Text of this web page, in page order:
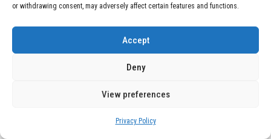
or withdrawing consent, may adversely affect certain features and functions.
Accept
Deny
View preferences
Privacy Policy
Vídeo impactante: BYD revela en
grabación cómo añadir 400 km de
rango en apenas 5 minutos de carga
TECNOLOGÍA February 9, 2026
ruedas todo terreno: este scooter cuesta